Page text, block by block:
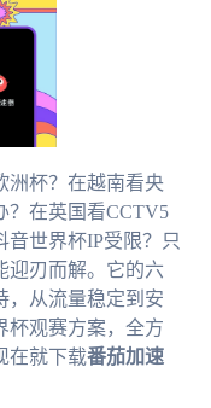
杯？在越南看央
？在英国看CCTV5
音世界杯IP受限？只
迎刃而解。它的六
，从流量稳定到安
杯观赛方案，全方
在就下载番茄加速